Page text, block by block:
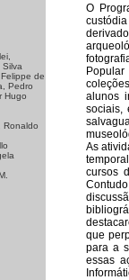
de
Pedro
Hugo
Ronaldo
O
alunos
sociais,
As
cursos
que
para a
essas